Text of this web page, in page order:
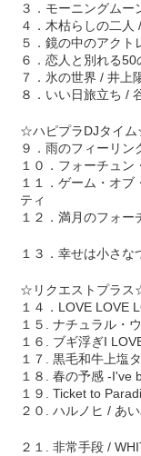
３．モーニングムー
４．木枯らしの二人
５．鏡の中のアクト
６．恋人と別れる
７．氷の世界 / 井上
８．いい日旅立ち /
☆ハピプラDJタイ
９．雨のフィーリ
１０．フォーチュン
１１．ゲーム・オ
ティ
１２．満月のフォー
１３．幸せは小さな
☆リクエストプラス
１４．LOVE LOVE
１５. ナチュラル・
１６. ブギ浮ぎI
１７. 黒毛和牛上塩
１８. 春の予感 -I've
１９. Ticket to
２０. ハルノヒ / あ
２１. 非常手段 /